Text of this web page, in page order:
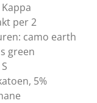
per 2
camo earth
green
5%